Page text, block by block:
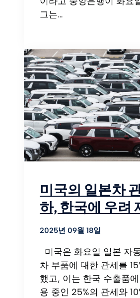
그는…
미국의 일본차
하, 한국에 우려
2025년 09월 18일
미국은 화요일 일본 자
차 부품에 대한 관세를
했고, 이는 한국 수출품
용 중인 25%의 관세와